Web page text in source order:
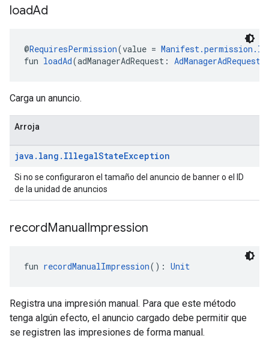
loadAd
@RequiresPermission(value =
fun loadAd(adManagerAdRequest: AdManagerAdRequest
Carga un anuncio.
Arroja
java . lang . IllegalStateException
Si no se configuraron el tamaño del anuncio de banner o el ID
de la unidad de anuncios
recordManualImpression
fun recordManualImpression(): Unit
Registra una impresión manual. Para que este método
tenga algún efecto, el anuncio cargado debe permitir que
se registren las impresiones de forma manual.